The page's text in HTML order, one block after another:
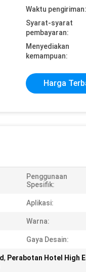
Waktu pengiriman:
Syarat-syarat
pembayaran:
Menyediakan
kemampuan:
Harga
Penggunaan
Spesifik:
Aplikasi:
Warna:
Gaya Desain:
, Perabotan Hotel High